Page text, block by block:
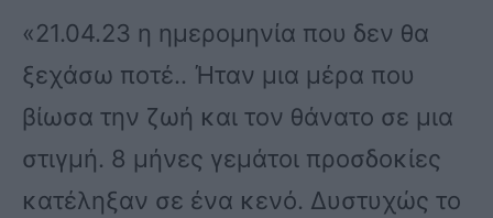
«21.04.23 η ημερομηνία που δεν θα
ξεχάσω ποτέ.. Ήταν μια μέρα που
βίωσα την ζωή και τον θάνατο σε μια
στιγμή. 8 μήνες γεμάτοι προσδοκίες
κατέληξαν σε ένα κενό. Δυστυχώς το